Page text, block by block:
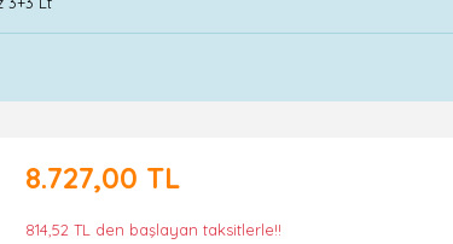
8.727,00 TL
814,52 TL den başlayan taksitlerle!!